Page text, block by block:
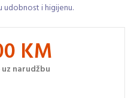
udobnost i higijenu.
KM
narudžbu